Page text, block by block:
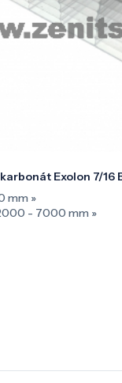
Exolon 7/16
mm »
- 7000 mm »